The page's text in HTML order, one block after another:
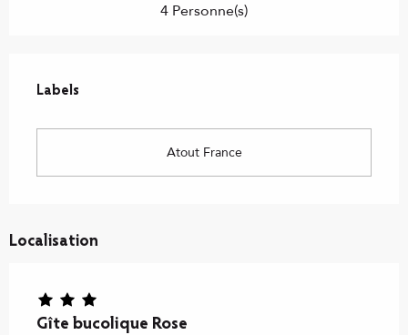
4 Personne(s)
Labels
Labels
Atout France
Localisation
Gîte bucolique Rose